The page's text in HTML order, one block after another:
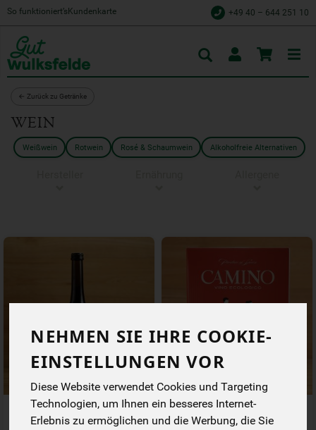
NEHMEN SIE IHRE COOKIE-
EINSTELLUNGEN VOR
Diese Website verwendet Cookies und Targeting
Technologien, um Ihnen ein besseres Internet-
Erlebnis zu ermöglichen und die Werbung, die Sie
So funktioniert’s Kundenkarte +49 40 – 644 251 10
← Zurück zu Getränke
WEIN
Weißwein Rotwein Rosé & Schaumwein Alkoholfreie Alternativen
Cuvée rot
Rotwein Bag in Box Camino
Tinto, trocken
Toggle
cart